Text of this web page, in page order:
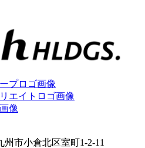
州市小倉北区室町1-2-11